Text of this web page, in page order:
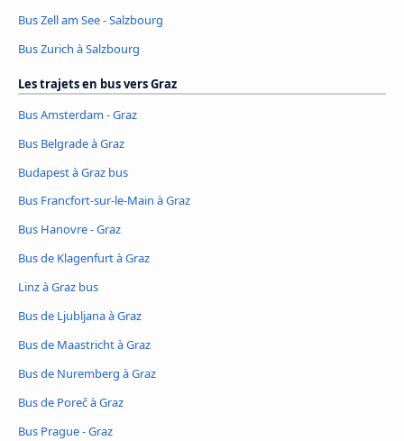
Bus Zell am See - Salzbourg
Bus Zurich à Salzbourg
Les trajets en bus vers Graz
Bus Amsterdam - Graz
Bus Belgrade à Graz
Budapest à Graz bus
Bus Francfort-sur-le-Main à Graz
Bus Hanovre - Graz
Bus de Klagenfurt à Graz
Linz à Graz bus
Bus de Ljubljana à Graz
Bus de Maastricht à Graz
Bus de Nuremberg à Graz
Bus de Poreč à Graz
Bus Prague - Graz